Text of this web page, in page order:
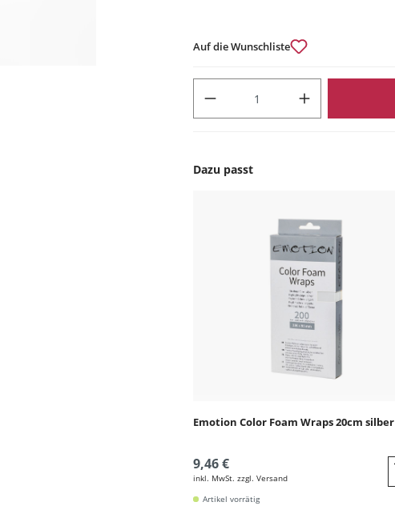
Auf die Wunschliste
Dazu passt
Emotion Color Foam Wraps 20cm silber
9,46 €
inkl. MwSt. zzgl. Versand
Artikel vorrätig